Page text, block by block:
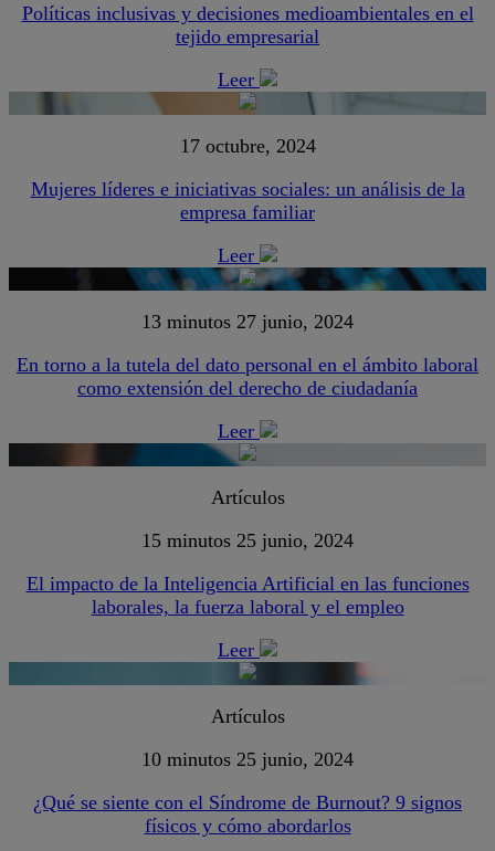
Políticas inclusivas y decisiones medioambientales en el
tejido empresarial
Leer
17 octubre, 2024
Mujeres líderes e iniciativas sociales: un análisis de la
empresa familiar
Leer
13 minutos 27 junio, 2024
En torno a la tutela del dato personal en el ámbito laboral
como extensión del derecho de ciudadanía
Leer
Artículos
15 minutos 25 junio, 2024
El impacto de la Inteligencia Artificial en las funciones
laborales, la fuerza laboral y el empleo
Leer
Artículos
10 minutos 25 junio, 2024
¿Qué se siente con el Síndrome de Burnout? 9 signos
físicos y cómo abordarlos